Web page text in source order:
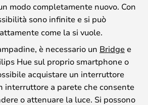
modo completamente nuovo. Con
sono infinite e si può
come la si vuole.
è necessario un Bridgee
Hue sul proprio smartphone o
acquistare un interruttore
interruttore a parete che consente
o attenuare la luce. Si possono